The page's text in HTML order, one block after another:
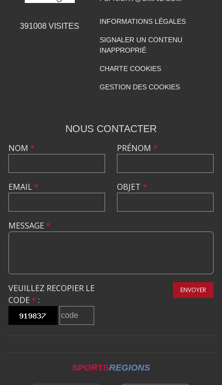
391008 VISITES
INFORMATIONS LÉGALES
SIGNALER UN CONTENU
INAPPROPRIÉ
CHARTE COOKIES
GESTION DES COOKIES
NOUS CONTACTER
NOM *
EMAIL*
PRÉNOM *
OBJET *
MESSAGE *
VEUILLEZ RECOPIER LE
CODE * :
ENVOYER
SPORTSREGIONS